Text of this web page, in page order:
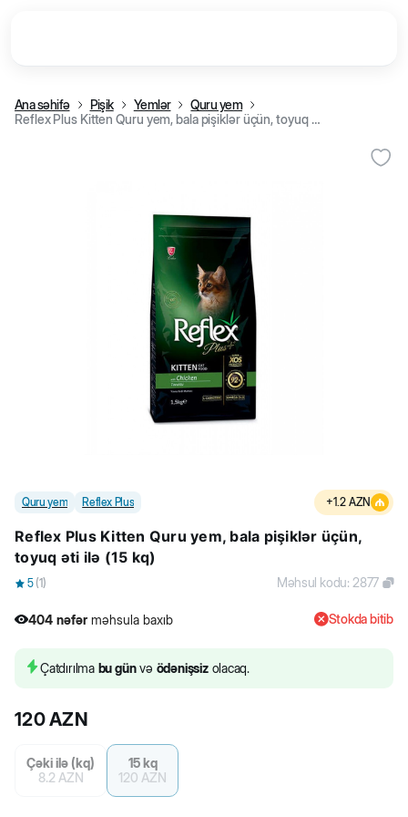
Ana səhifə Pişik Yemlər
Quru yem
Reflex Plus Kitten Quru yem, bala pişiklər üçün, toyuq əti ilə (15 kq)
Quru yem Reflex Plus +1.2 AZN
Reflex Plus Kitten Quru yem, bala pişiklər üçün,
toyuq əti ilə (15 kq)
5 (1) Məhsul kodu: 2877
404 nəfər məhsula baxıb
404 nəfər məhsula baxıb
Stokda bitib
Çatdırılma bu günvə ödənişsizolacaq.
120AZN
Çəki ilə (kq)
8.2 AZN
15 kq
120 AZN